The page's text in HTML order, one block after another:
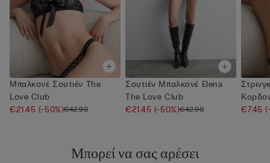
Μπαλκονέ Σουτιέν The
Love Club
€21.45 (-50%)€42.90
Σουτιέν Μπαλκονέ Elena
The Love Club
€21.45 (-50%)€42.90
€7.45
Μπορεί να σας αρέσει